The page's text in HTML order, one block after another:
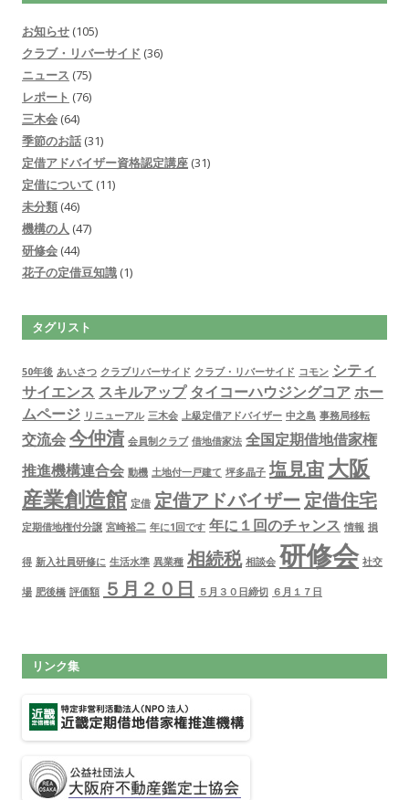
お知らせ (105)
クラブ・リバーサイド (36)
ニュース (75)
レポート (76)
三木会 (64)
季節のお話 (31)
定借アドバイザー資格認定講座 (31)
定借について (11)
未分類 (46)
機構の人 (47)
研修会 (44)
花子の定借豆知識 (1)
タグリスト
50年後 あいさつ クラブリバーサイド クラブ・リバーサイド コモン シティ
サイエンス スキルアップ タイコーハウジングコアホー
ムページ リニューアル 三木会 上級定借アドバイザー 中之島 事務局移転
交流会今仲清 会員制クラブ 借地借家法 全国定期借地借家権
推進機構連合会 動機 土地付一戸建て 坪多晶子 塩見宙大阪
産業創造館 定借 定借アドバイザー 定借住宅
定期借地権付分譲 宮崎裕二 年に1回です 年に１回のチャンス 情報 損
得 新入社員研修に 生活水準 異業種 相続税 相談会 研修会 社交
場 肥後橋 評価額 ５月２０日 ５月３０日締切 ６月１７日
リンク集